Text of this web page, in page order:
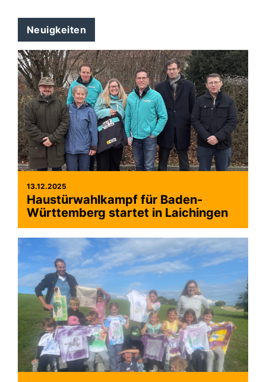
Neuigkeiten
13.12.2025
Haustürwahlkampf für Baden-
Württemberg startet in Laichingen